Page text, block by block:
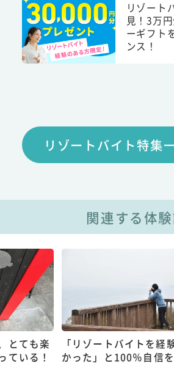
リゾート
見！3万
ーギフト
ンス！
リゾートバイト特集
関連する体
とても楽
ている！
「リゾートバイトを経
かった」と100％自信